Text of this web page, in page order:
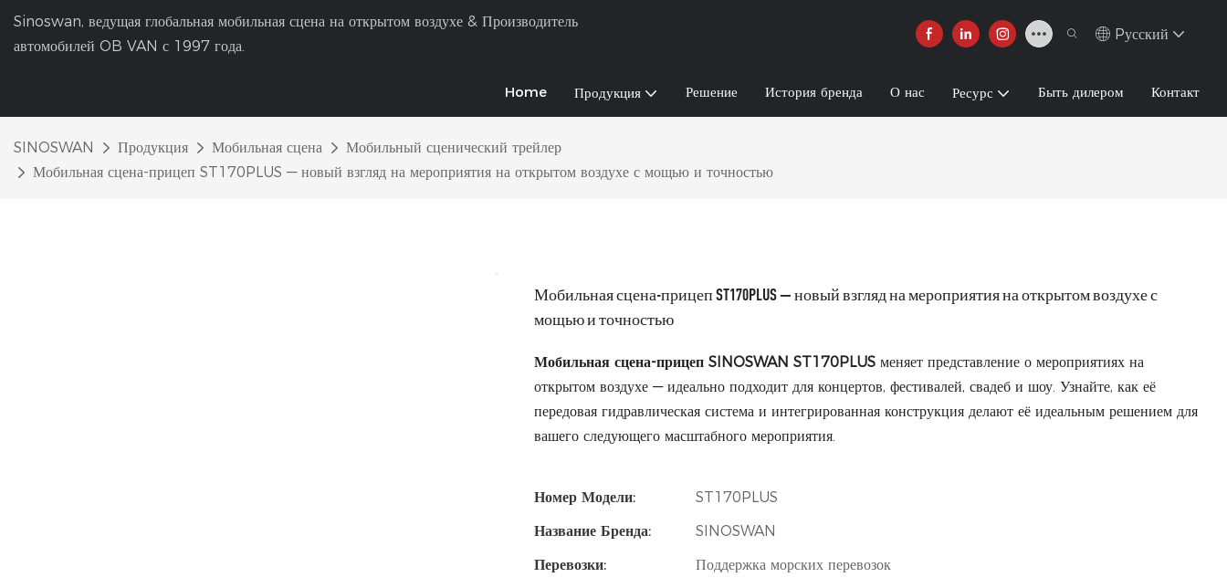
Sinoswan, ведущая глобальная мобильная сцена на открытом воздухе & Производитель
автомобилей OB VAN с 1997 года.
Pусский
Home Продукция Решение История бренда О нас Ресурс Быть дилером Контакт
SINOSWAN Продукция Мобильная сцена
Мобильный сценический трейлер
Мобильная сцена-прицеп ST170PLUS — новый взгляд на мероприятия на открытом воздухе с мощью и точностью
Мобильная сцена-прицеп ST170PLUS — новый взгляд на мероприятия на открытом воздухе с
мощью и точностью
Мобильная сцена-прицеп SINOSWAN ST170PLUS меняет представление о мероприятиях на
открытом воздухе — идеально подходит для концертов, фестивалей, свадеб и шоу. Узнайте, как её
передовая гидравлическая система и интегрированная конструкция делают её идеальным решением для
вашего следующего масштабного мероприятия.
Номер Модели:
ST170PLUS
Название Бренда:
SINOSWAN
Перевозки:
Поддержка морских перевозок